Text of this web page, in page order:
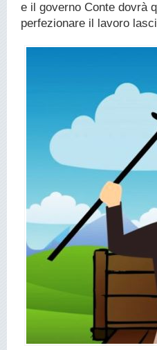
e il governo Conte dovrà
perfezionare il lavoro